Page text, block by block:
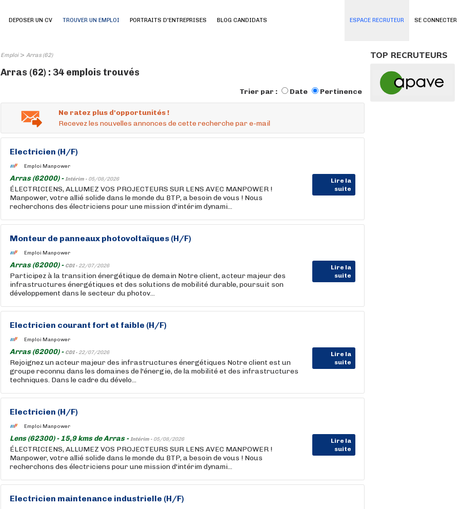
SE CONNECTER
DEPOSER UN CV TROUVER UN EMPLOI PORTRAITS D'ENTREPRISES BLOG CANDIDATS ESPACE RECRUTEUR
Emploi> Arras (62)
Arras (62) : 34 emplois trouvés
Trier par : Date Pertinence
Ne ratez plus d'opportunités !
Recevez les nouvelles annonces de cette recherche par e-mail
Electricien (H/F)
Emploi Manpower
Arras (62000) -Intérim - 05/08/2026
Lire la
suite
ÉLECTRICIENS, ALLUMEZ VOS PROJECTEURS SUR LENS AVEC MANPOWER !
Manpower, votre allié solide dans le monde du BTP, a besoin de vous ! Nous
recherchons des électriciens pour une mission d'intérim dynami...
Monteur de panneaux photovoltaïques (H/F)
Emploi Manpower
Arras (62000) - CDI - 22/07/2026
Lire la
suite
Participez à la transition énergétique de demain Notre client, acteur majeur des
infrastructures énergétiques et des solutions de mobilité durable, poursuit son
développement dans le secteur du photov...
Electricien courant fort et faible (H/F)
Emploi Manpower
Arras (62000) - CDI - 22/07/2026
Lire la
suite
Rejoignez un acteur majeur des infrastructures énergétiques Notre client est un
groupe reconnu dans les domaines de l'énergie, de la mobilité et des infrastructures
techniques. Dans le cadre du dévelo...
Electricien (H/F)
Emploi Manpower
Lens (62300) - 15,9 kms de Arras -Intérim - 05/08/2026
Lire la
suite
ÉLECTRICIENS, ALLUMEZ VOS PROJECTEURS SUR LENS AVEC MANPOWER !
Manpower, votre allié solide dans le monde du BTP, a besoin de vous ! Nous
recherchons des électriciens pour une mission d'intérim dynami...
Electricien maintenance industrielle (H/F)
TOP RECRUTEURS